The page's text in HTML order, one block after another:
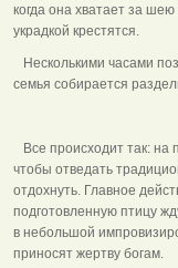
когда она хватает за
украдкой крестятся.
Несколькими часами
семья собирается
Все происходит так: на
чтобы отведать
отдохнуть. Главное
подготовленную птицу
в небольшой
приносят жертву богам.